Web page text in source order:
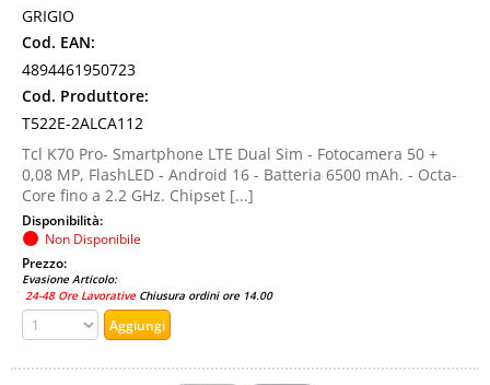
GRIGIO
Cod. EAN:
4894461950723
Cod. Produttore:
T522E-2ALCA112
Tcl K70 Pro- Smartphone LTE Dual Sim - Fotocamera 50 +
0,08 MP, FlashLED - Android 16 - Batteria 6500 mAh. - Octa-
Core fino a 2.2 GHz. Chipset [...]
Disponibilità:
Non Disponibile
Prezzo:
Evasione Articolo:
24-48 Ore Lavorative Chiusura ordini ore 14.00